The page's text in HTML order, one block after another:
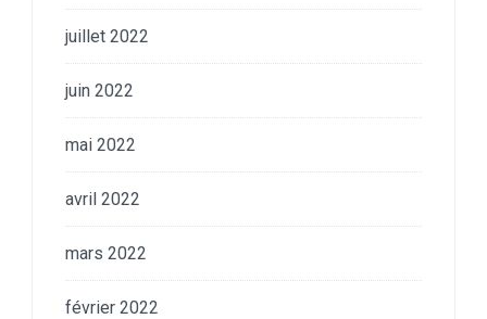
juillet 2022
juin 2022
mai 2022
avril 2022
mars 2022
février 2022